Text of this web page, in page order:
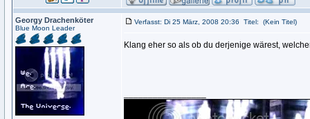
Georgy Drachenköter
Blue Moon Leader
Verfasst: Di 25 März, 2008 20:36 Titel: (Kein Titel)
Klang eher so als ob du derjenige wärest,